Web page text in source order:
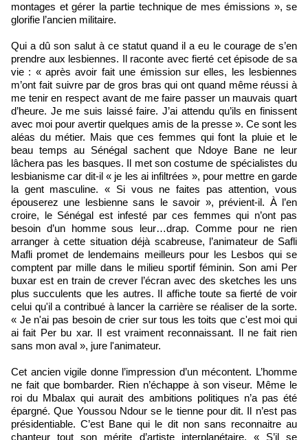
montages et gérer la partie technique de mes émissions », se
glorifie l’ancien militaire.
Qui a dû son salut à ce statut quand il a eu le courage de s’en
prendre aux lesbiennes. Il raconte avec fierté cet épisode de sa
vie : « après avoir fait une émission sur elles, les lesbiennes
m’ont fait suivre par de gros bras qui ont quand même réussi à
me tenir en respect avant de me faire passer un mauvais quart
d’heure. Je me suis laissé faire. J’ai attendu qu’ils en finissent
avec moi pour avertir quelques amis de la presse ». Ce sont les
aléas du métier. Mais que ces femmes qui font la pluie et le
beau temps au Sénégal sachent que Ndoye Bane ne leur
lâchera pas les basques. Il met son costume de spécialistes du
lesbianisme car dit-il « je les ai infiltrées », pour mettre en garde
la gent masculine. « Si vous ne faites pas attention, vous
épouserez une lesbienne sans le savoir », prévient-il. À l’en
croire, le Sénégal est infesté par ces femmes qui n’ont pas
besoin d’un homme sous leur…drap. Comme pour ne rien
arranger à cette situation déjà scabreuse, l’animateur de Safli
Mafli promet de lendemains meilleurs pour les Lesbos qui se
comptent par mille dans le milieu sportif féminin. Son ami Per
buxar est en train de crever l’écran avec des sketches les uns
plus succulents que les autres. Il affiche toute sa fierté de voir
celui qu'il a contribué à lancer la carrière se réaliser de la sorte.
« Je n'ai pas besoin de crier sur tous les toits que c'est moi qui
ai fait Per bu xar. Il est vraiment reconnaissant. Il ne fait rien
sans mon aval », jure l'animateur.
Cet ancien vigile donne l’impression d’un mécontent. L’homme
ne fait que bombarder. Rien n’échappe à son viseur. Même le
roi du Mbalax qui aurait des ambitions politiques n’a pas été
épargné. Que Youssou Ndour se le tienne pour dit. Il n’est pas
présidentiable. C’est Bane qui le dit non sans reconnaitre au
chanteur tout son mérite d’artiste interplanétaire. « S’il se